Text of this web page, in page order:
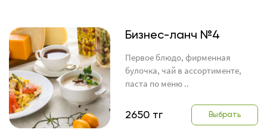
Бизнес-ланч №4
Первое блюдо, фирменная
булочка, чай в ассортименте,
паста по меню ..
2650 тг Выбрать